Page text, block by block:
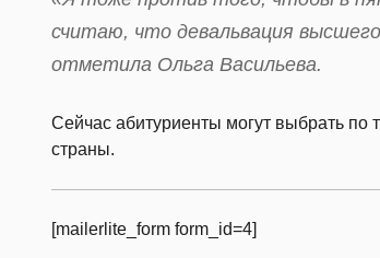
считаю, что девальвация
отметила Ольга Васильева.
Сейчас абитуриенты могут выбрать по
страны.
[mailerlite_form form_id=4]